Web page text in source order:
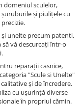
domeniul sculelor,
și piulițele cu
și unelte precum patenti,
să vă descurcați într-o
reparații casnice,
"Scule si Unelte"
și de încredere.
cu ușurință diverse
în propriul cămin.